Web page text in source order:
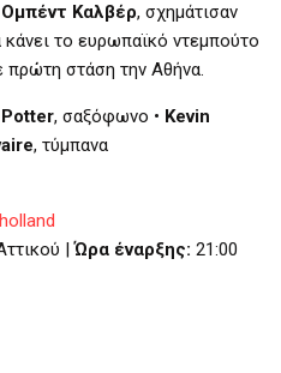
Ομπέντ Καλβέρ, σχημάτισαν
το ευρωπαϊκό ντεμπούτο
πρώτη στάση την Αθήνα.
, σαξόφωνο • Kevin
, τύμπανα
|Ώρα έναρξης: 21:00